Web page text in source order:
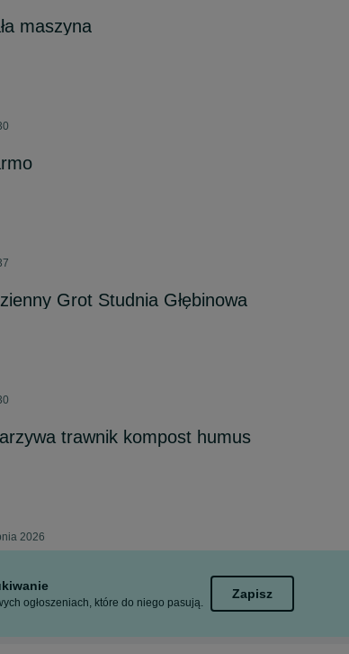
maszyna
Grot Studnia Głębinowa
trawnik kompost humus
2026
ogłoszeniach, które do niego pasują.
Zapisz